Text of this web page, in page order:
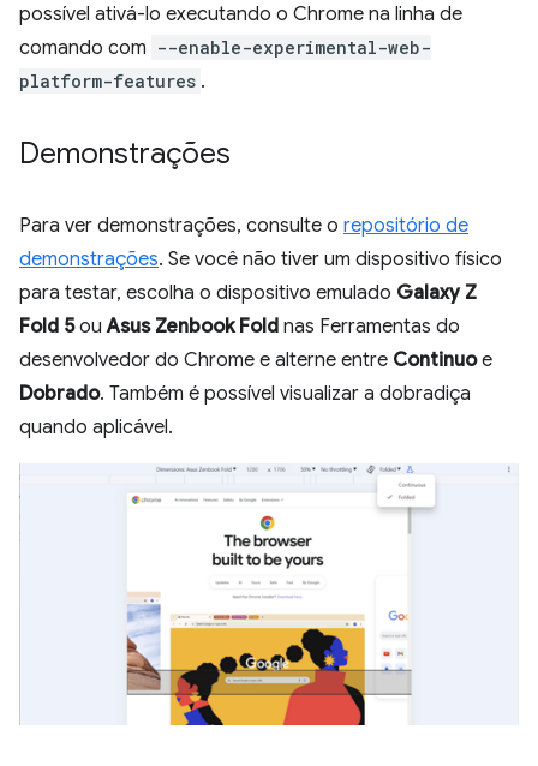
possível ativá-lo executando o Chrome na linha de
comando com --enable-experimental-web-
platform-features .
Demonstrações
Para ver demonstrações, consulte o repositório de
demonstrações. Se você não tiver um dispositivo físico
para testar, escolha o dispositivo emulado Galaxy Z
Fold 5ouAsus Zenbook Fold nas Ferramentas do
desenvolvedor do Chrome e alterne entre Continuoe
Dobrado. Também é possível visualizar a dobradiça
quando aplicável.